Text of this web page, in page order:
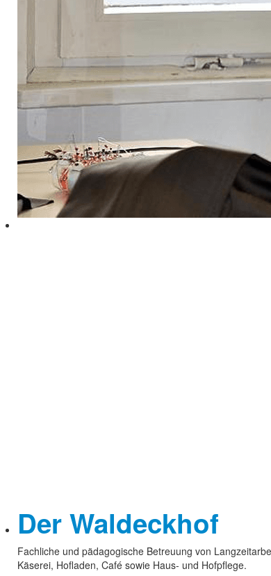
Der Waldeckhof
Fachliche und pädagogische Betreuung von
Käserei, Hofladen, Café sowie Haus- und Hofpflege.